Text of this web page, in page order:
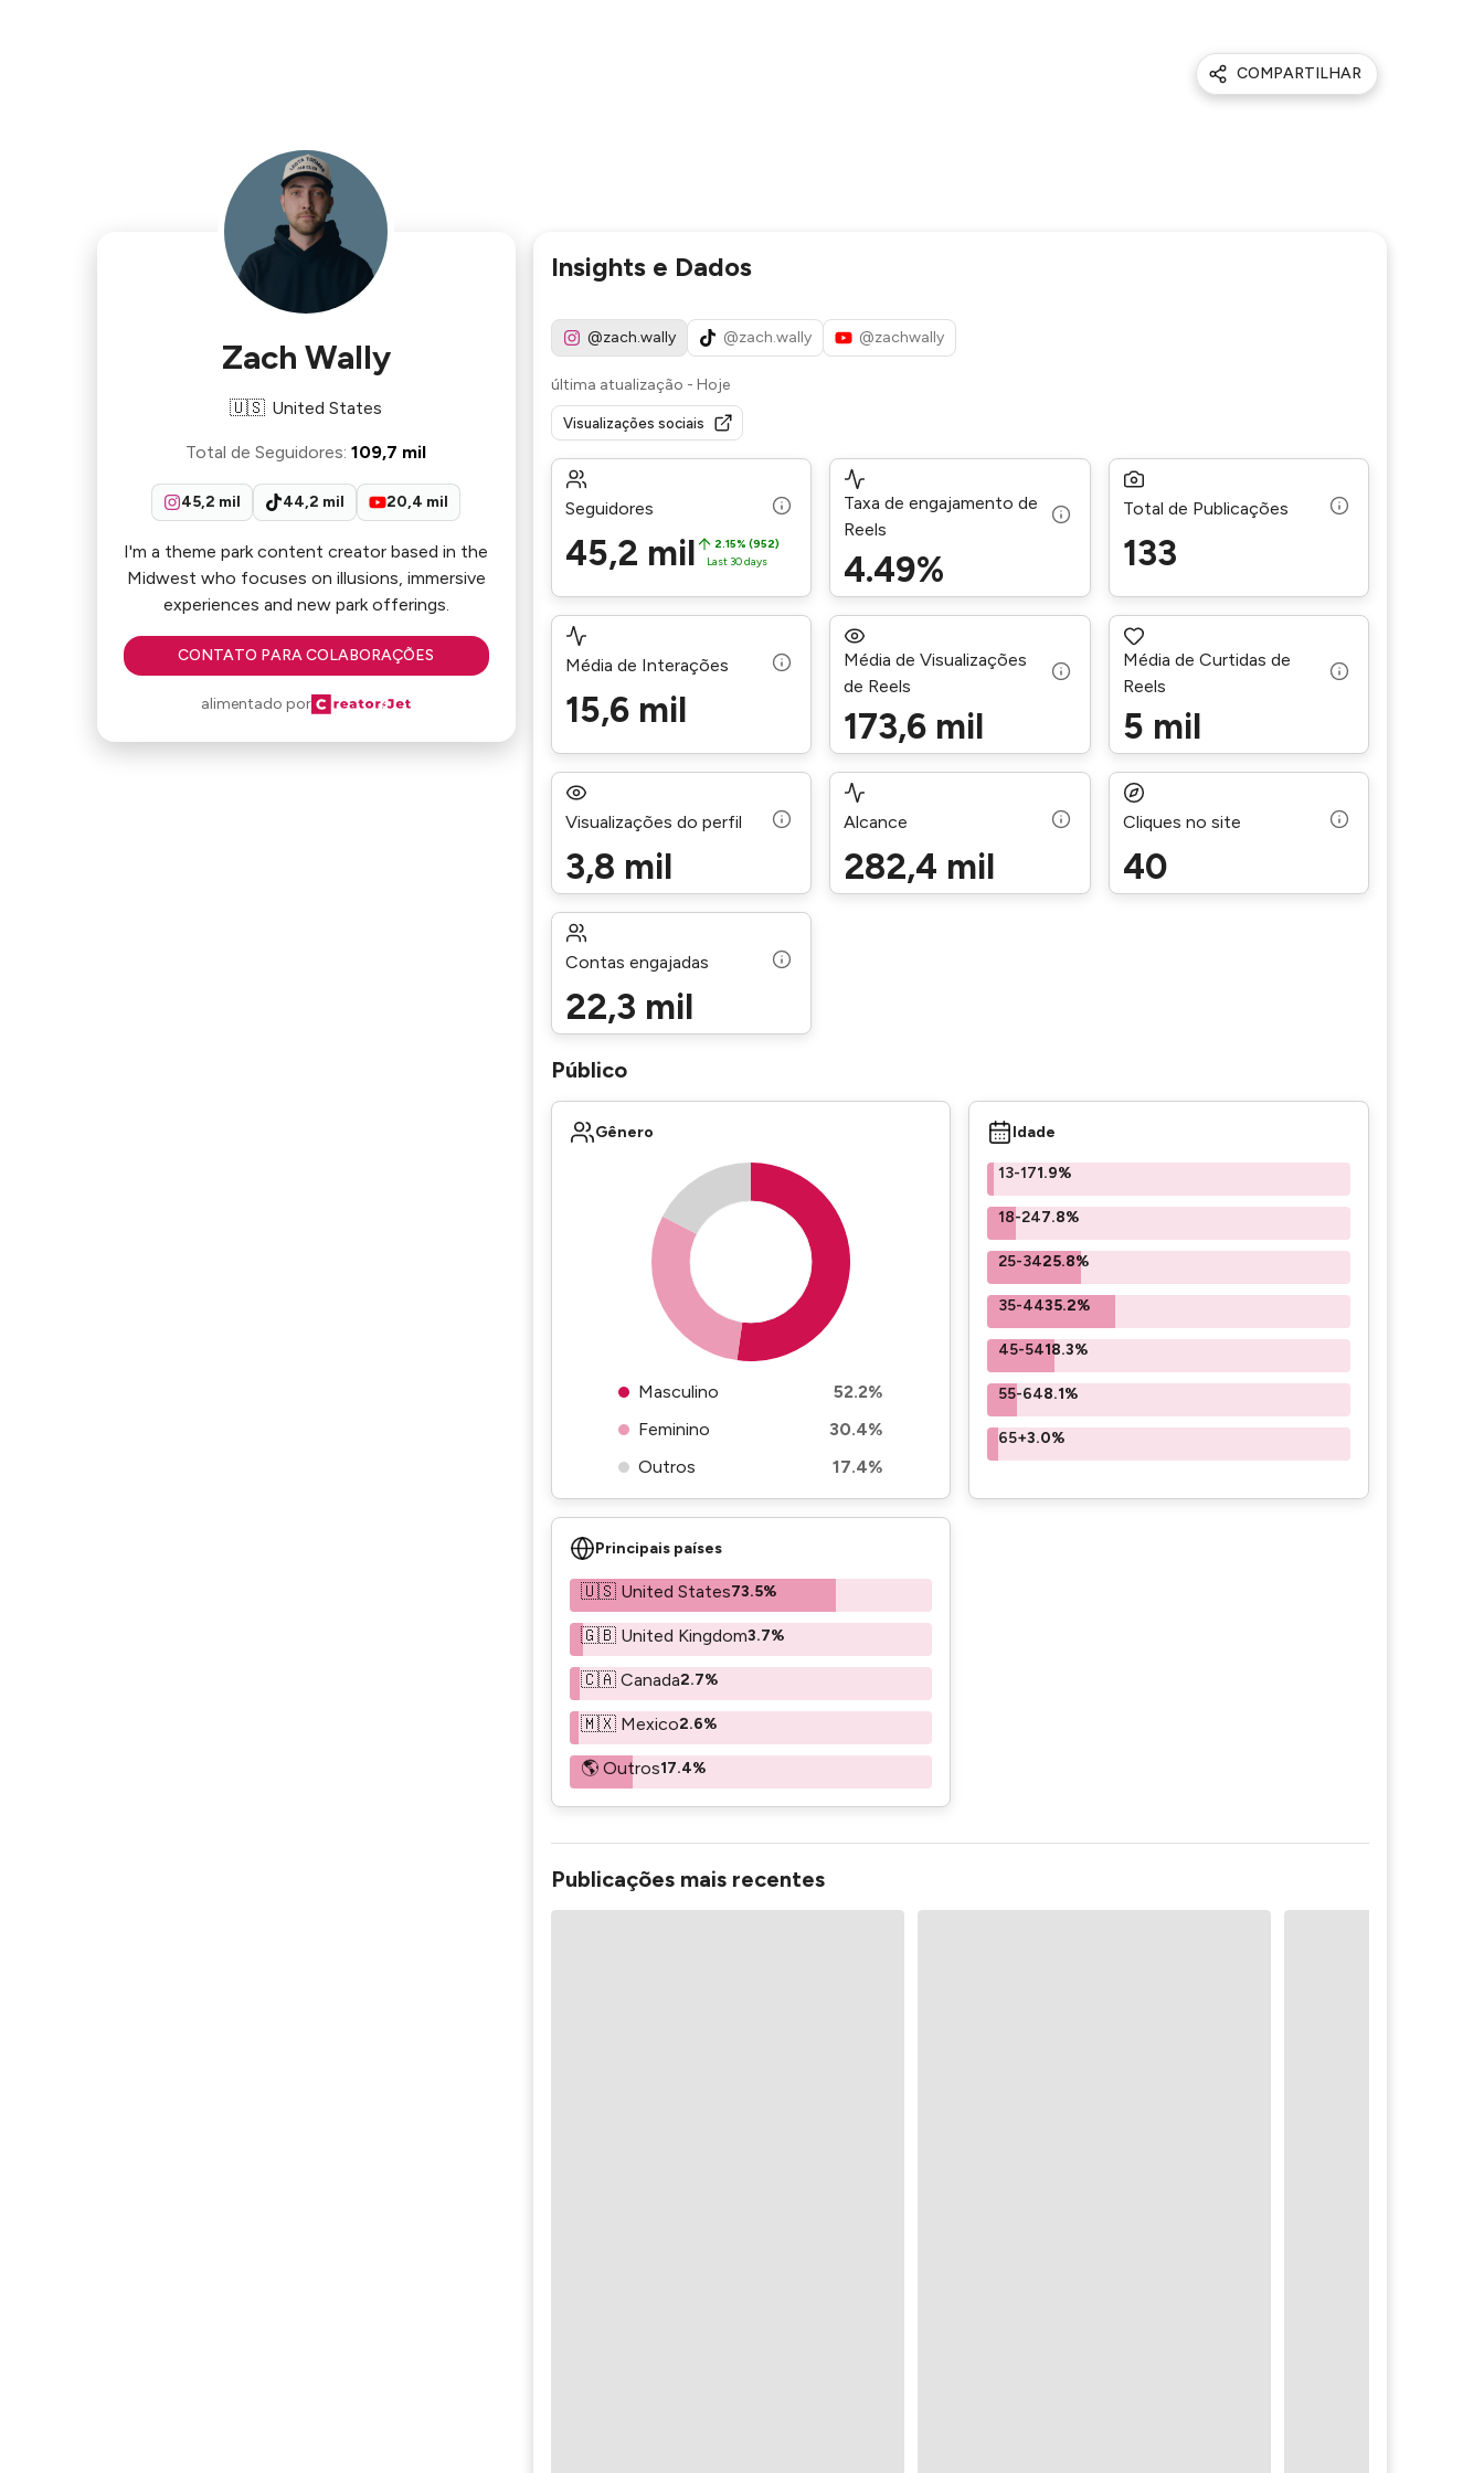
COMPARTILHAR
Zach Wally
🇺🇸 United States
Total de Seguidores: 109,7 mil
45,2 mil 44,2 mil 20,4 mil
I'm a theme park content creator based in the
Midwest who focuses on illusions, immersive
experiences and new park offerings.
CONTATO PARA COLABORAÇÕES
alimentado por
Insights e Dados
@zach.wally @zach.wally @zachwally
última atualização - Hoje
Visualizações sociais
Seguidores
45,2 mil
2.15% (952)
Last 30 days
Taxa de engajamento de
Reels
4.49%
Total de Publicações
133
Média de Interações
15,6 mil
Média de Visualizações
de Reels
173,6 mil
Média de Curtidas de
Reels
5 mil
Visualizações do perfil
3,8 mil
Alcance
282,4 mil
Cliques no site
40
Contas engajadas
22,3 mil
Público
Gênero
Masculino
52.2%
Feminino
30.4%
Outros
17.4%
Idade
13-171.9%
18-247.8%
25-3425.8%
35-4435.2%
45-5418.3%
55-648.1%
65+3.0%
Principais países
🇺🇸 United States73.5%
🇬🇧 United Kingdom3.7%
🇨🇦 Canada2.7%
🇲🇽 Mexico2.6%
🌎 Outros17.4%
Publicações mais recentes